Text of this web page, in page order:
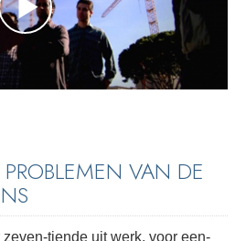
VAN DE
tiende uit werk, voor een-